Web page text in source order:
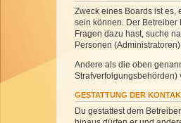
Zweck eines Boards ist es,
sein können. Der Betreiber
Fragen dazu hast, suche
Personen
Andere als die oben
Strafverfolgungsbehörden)
GESTATTUNG DER
Du gestattest dem